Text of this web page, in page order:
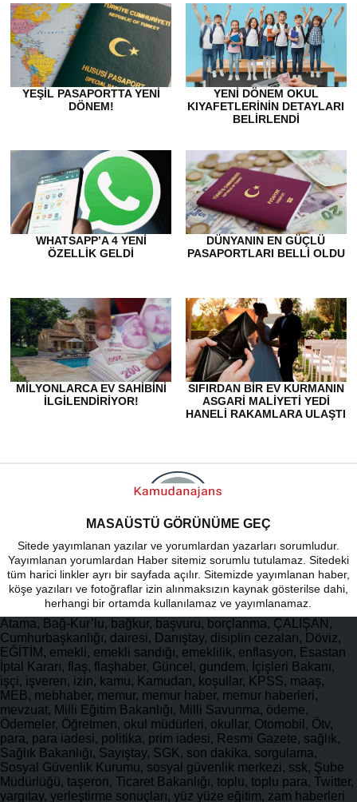
YEŞIL PASAPORTTA YENI
DÖNEM!
YENI DÖNEM OKUL
KIYAFETLERININ DETAYLARI
BELIRLENDI
WHATSAPP’A 4 YENI
ÖZELLIK GELDI
DÜNYANIN EN GÜÇLÜ
PASAPORTLARI BELLI OLDU
MILYONLARCA EV SAHIBINI
ILGILENDIRIYOR!
SIFIRDAN BIR EV KURMANIN
ASGARI MALIYETI YEDI
HANELI RAKAMLARA ULAŞTI
MASAÜSTÜ GÖRÜNÜME GEÇ
Sitede yayımlanan yazılar ve yorumlardan yazarları sorumludur.
Yayımlanan yorumlardan Haber sitemiz sorumlu tutulamaz. Sitedeki
tüm harici linkler ayrı bir sayfada açılır. Sitemizde yayımlanan haber,
köşe yazıları ve fotoğraflar izin alınmaksızın kaynak gösterilse dahi,
herhangi bir ortamda kullanılamaz ve yayımlanamaz.
Atama, Bağ-Kur’lu, bağkur, başvuru, borçlanma, ÇALIŞAN,
Cumhurbaşkanlığı, dairesi, Danıştay, disiplin cezaları, Döviz,
EĞİTİM, emekli, emekli sandığı, emeklilik, enflasyon, Esastan
İptal Kararı, flaş, flaşhaber, Güncel, gundem, İçişleri Bakanı,
işçi, işveren, izin, kamu, Kamudan, koşullar, KPSS, maaş,
MEB, mebhaber, memur, memur haber, memur haberleri,
mevzuat, Milli Eğitim Bakanlığı, Milli Savunma, ödeme,
Ödemeler, Öğretmen, okul müdürleri, okullar, Otomobil, Ötv,
para, para iadesi, politika, prim iadesi, Resmi Gazete, sağlık,
Sağlık Bakanlığı, Sayıştay, SGK, son dakika, sorgulama,
Sosyal Güvenlik Kurumu, sosyal güvenlik merkezi, ssk, Şube
Müdürlüğü, taşeron, Ticaret Bakanlığı, toplu, toplu para, Twitter,
yargıtay, yerleştirme sonuçları, yüz yüze eğitim, zam haberleri